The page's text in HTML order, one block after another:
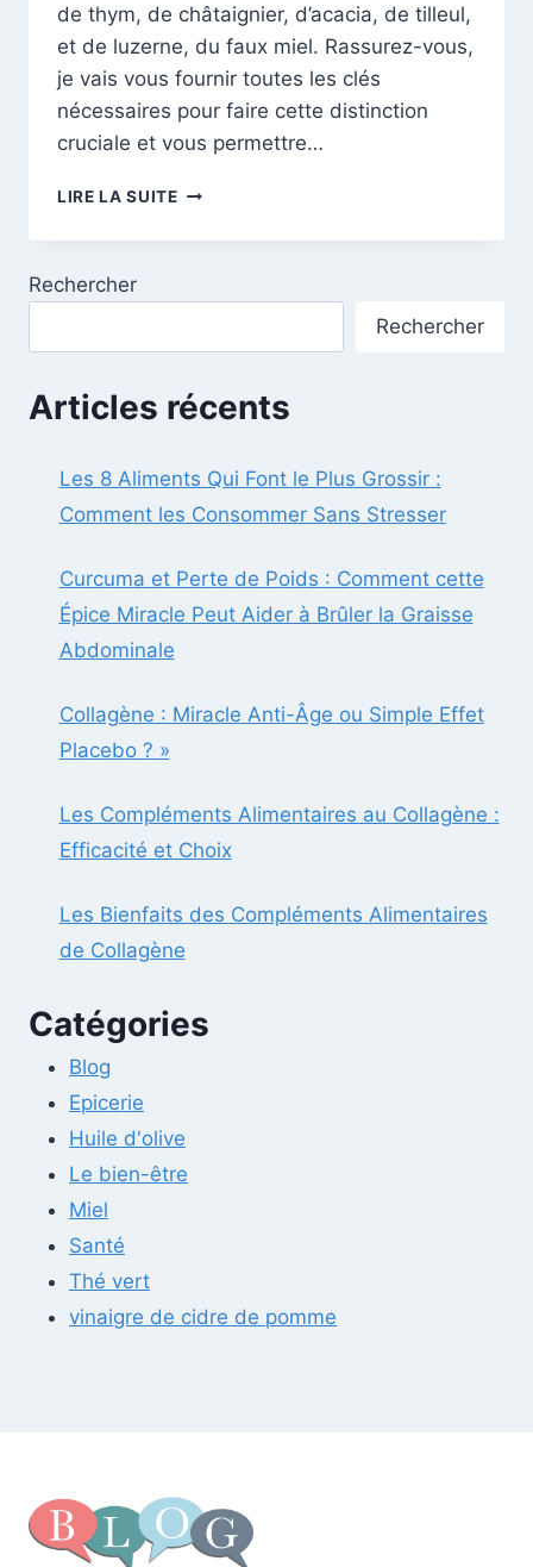
de thym, de châtaignier, d’acacia, de tilleul,
et de luzerne, du faux miel. Rassurez-vous,
je vais vous fournir toutes les clés
nécessaires pour faire cette distinction
cruciale et vous permettre…
LIRE LA SUITEÀ
DÉCOUVERTE
CHOISIR
PARMI
Rechercher
Rechercher
Articles récents
Les 8 Aliments Qui Font le Plus Grossir :
Comment les Consommer Sans Stresser
Curcuma et Perte de Poids : Comment cette
Épice Miracle Peut Aider à Brûler la Graisse
Abdominale
Collagène : Miracle Anti-Âge ou Simple Effet
Placebo ? »
Les Compléments Alimentaires au Collagène :
Efficacité et Choix
Les Bienfaits des Compléments Alimentaires
de Collagène
Catégories
Blog
Epicerie
Huile d'olive
Le bien-être
Miel
Santé
Thé vert
vinaigre de cidre de pomme